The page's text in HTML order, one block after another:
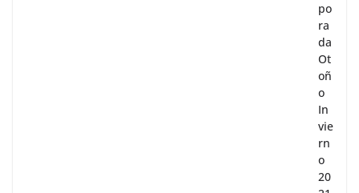
po
ra
da
Ot
oñ
o
In
vie
rn
o
20